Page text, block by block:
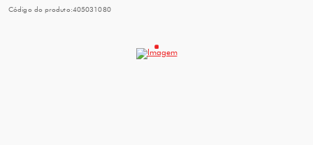
Código do produto:405031080